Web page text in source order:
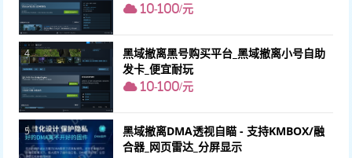
10-100/元
4
黑域撤离黑号购买平台_黑域撤离小号自助
发卡_便宜耐玩
10-100/元
5
黑域撤离DMA透视自瞄 - 支持KMBOX/融
合器_网页雷达_分屏显示